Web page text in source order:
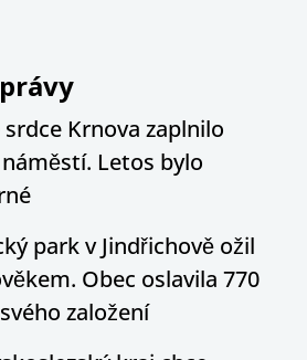
Krnova zaplnilo
Letos bylo
park v Jindřichově ožil
Obec oslavila 770
založení